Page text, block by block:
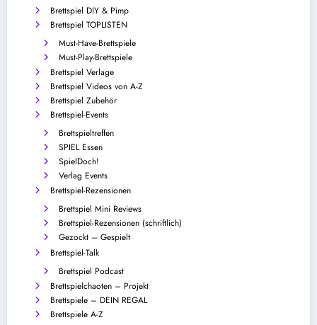
Brettspiel DIY & Pimp
Brettspiel TOPLISTEN
Must-Have-Brettspiele
Must-Play-Brettspiele
Brettspiel Verlage
Brettspiel Videos von A-Z
Brettspiel Zubehör
Brettspiel-Events
Brettspieltreffen
SPIEL Essen
SpielDoch!
Verlag Events
Brettspiel-Rezensionen
Brettspiel Mini Reviews
Brettspiel-Rezensionen (schriftlich)
Gezockt – Gespielt
Brettspiel-Talk
Brettspiel Podcast
Brettspielchaoten – Projekt
Brettspiele – DEIN REGAL
Brettspiele A-Z